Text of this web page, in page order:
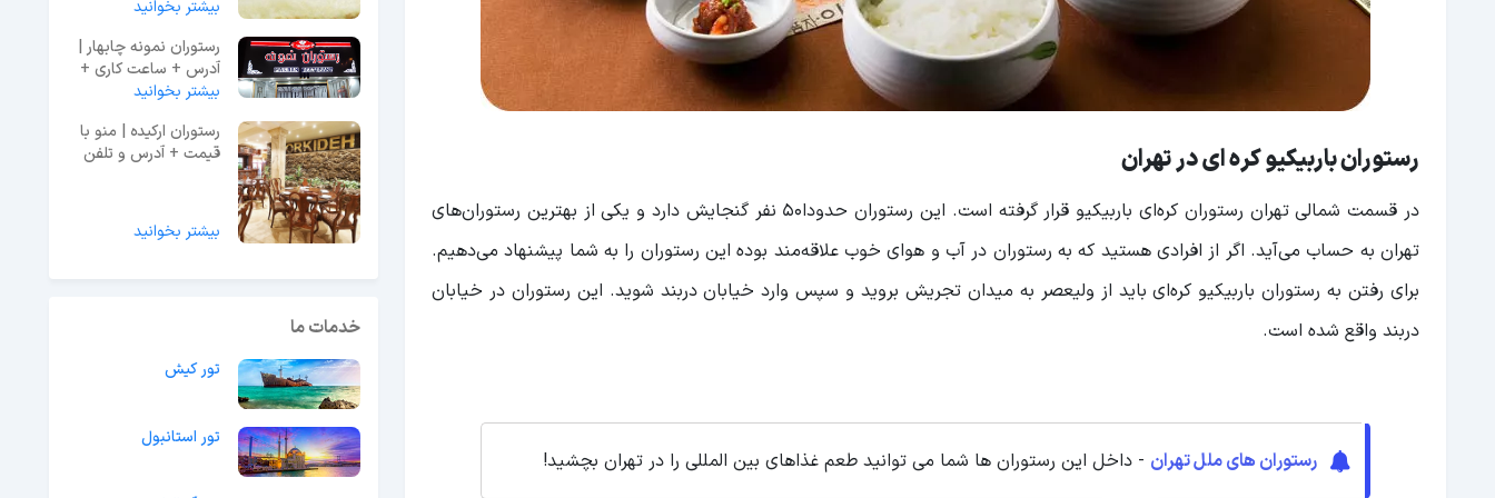
رستوران باربیکیو کره ‌ای در تهران
در قسمت شمالی تهران رستوران کره‌ای باربیکیو قرار گرفته است. این رستوران حدودا۵۰ نفر گنجایش دارد و یکی از بهترین رستوران‌های
تهران به حساب می‌آید. اگر از افرادی هستید که به رستوران در آب و هوای خوب علاقه‌مند بوده این رستوران را به شما پیشنهاد می‌دهیم.
برای رفتن به رستوران باربیکیو کره‌ای باید از ولیعصر به میدان تجریش بروید و سپس وارد خیابان دربند شوید. این رستوران در خیابان
دربند واقع شده است.
رستوران های ملل تهران - داخل این رستوران ها شما می توانید طعم غذاهای بین المللی را در تهران بچشید!
بیشتر بخوانید
رستوران نمونه چابهار |
آدرس + ساعت کاری +
عکس
بیشتر بخوانید
رستوران ارکیده | منو با
قیمت + آدرس و تلفن
بیشتر بخوانید
خدمات ما
تور کیش
تور استانبول